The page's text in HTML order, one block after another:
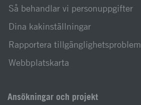
Så behandlar vi personuppgifter
Dina kakinställningar
Rapportera tillgänglighetsproblem
Webbplatskarta
Ansökningar och projekt